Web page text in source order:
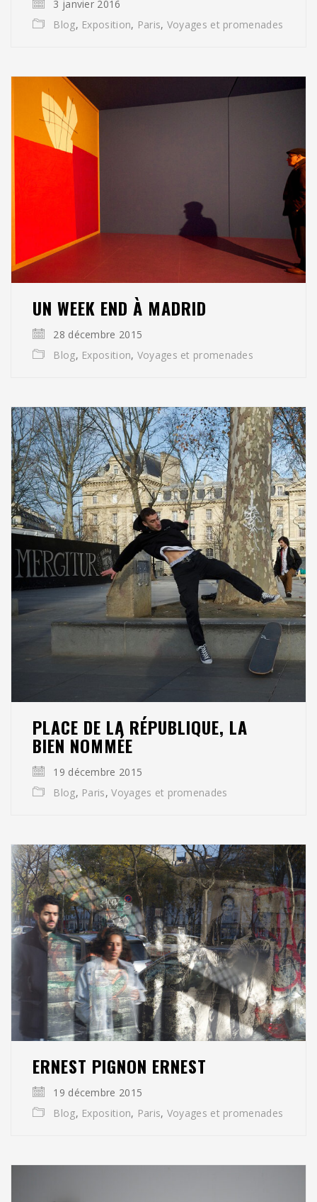
3 janvier 2016
Blog, Exposition, Paris, Voyages et promenades
UN WEEK END À MADRID
28 décembre 2015
Blog, Exposition, Voyages et promenades
PLACE DE LA RÉPUBLIQUE, LA
BIEN NOMMÉE
19 décembre 2015
Blog, Paris,Voyages et promenades
ERNEST PIGNON ERNEST
19 décembre 2015
Blog, Exposition, Paris, Voyages et promenades